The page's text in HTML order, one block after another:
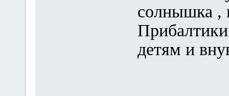
солнышка ,
детям и